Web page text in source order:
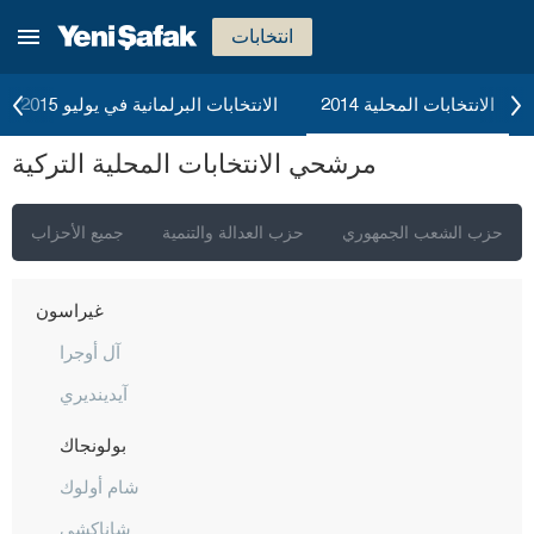
انتخابات
الانتخابات البرلمانية في يوليو 2015 الانتخابات المحلية 2014
مرشحي الانتخابات المحلية التركية
جميع الأحزاب حزب العدالة والتنمية حزب الشعب الجمهوري
أدرنة
إيرزينجان
أرضروم
غازي عنتاب
غيراسون
آل أوجرا
آيدينديري
بولونجاك
شام أولوك
شاناكشي